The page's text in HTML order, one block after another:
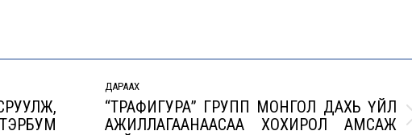
ДАРААХ
Next
“ТРАФИГУРА” ГРУПП МОНГОЛ ДАХЬ ҮЙЛ
АЖИЛЛАГААНААСАА ХОХИРОЛ АМСАЖ